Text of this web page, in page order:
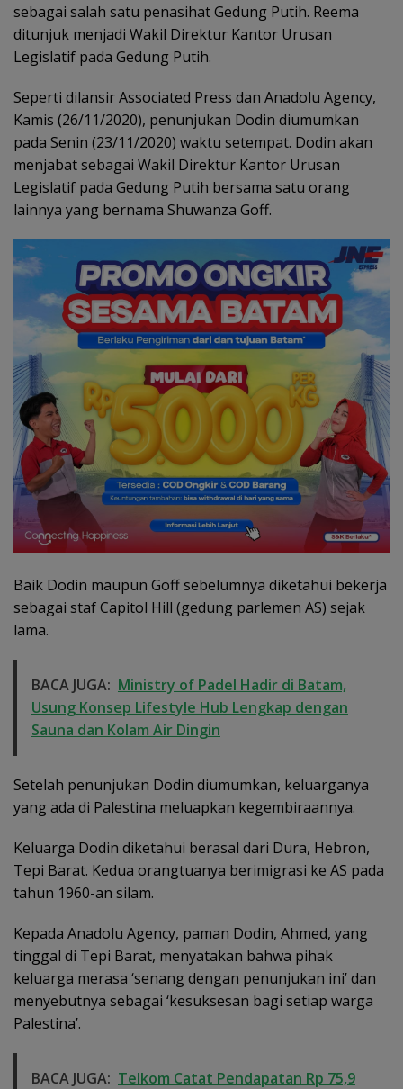
sebagai salah satu penasihat Gedung Putih. Reema
ditunjuk menjadi Wakil Direktur Kantor Urusan
Legislatif pada Gedung Putih.
Seperti dilansir Associated Press dan Anadolu Agency,
Kamis (26/11/2020), penunjukan Dodin diumumkan
pada Senin (23/11/2020) waktu setempat. Dodin akan
menjabat sebagai Wakil Direktur Kantor Urusan
Legislatif pada Gedung Putih bersama satu orang
lainnya yang bernama Shuwanza Goff.
Baik Dodin maupun Goff sebelumnya diketahui bekerja
sebagai staf Capitol Hill (gedung parlemen AS) sejak
lama.
BACA JUGA: Ministry of Padel Hadir di Batam,
Usung Konsep Lifestyle Hub Lengkap dengan
Sauna dan Kolam Air Dingin
Setelah penunjukan Dodin diumumkan, keluarganya
yang ada di Palestina meluapkan kegembiraannya.
Keluarga Dodin diketahui berasal dari Dura, Hebron,
Tepi Barat. Kedua orangtuanya berimigrasi ke AS pada
tahun 1960-an silam.
Kepada Anadolu Agency, paman Dodin, Ahmed, yang
tinggal di Tepi Barat, menyatakan bahwa pihak
keluarga merasa ‘senang dengan penunjukan ini’ dan
menyebutnya sebagai ‘kesuksesan bagi setiap warga
Palestina’.
BACA JUGA: Telkom Catat Pendapatan Rp 75,9